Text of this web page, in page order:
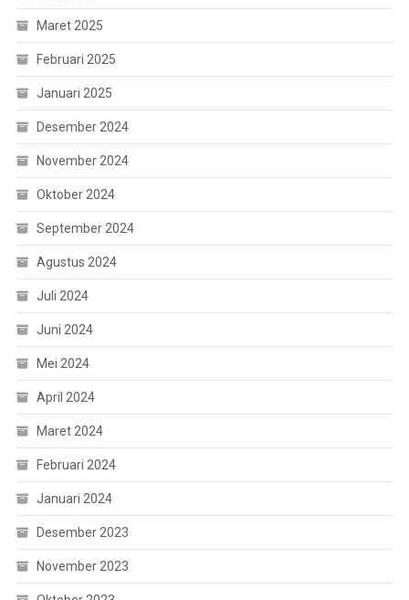
Maret 2025
Februari 2025
Januari 2025
Desember 2024
November 2024
Oktober 2024
September 2024
Agustus 2024
Juli 2024
Juni 2024
Mei 2024
April 2024
Maret 2024
Februari 2024
Januari 2024
Desember 2023
November 2023